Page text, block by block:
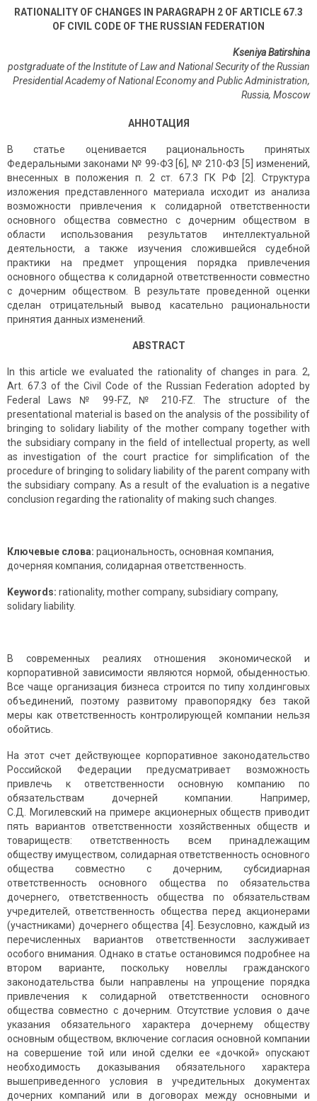
RATIONALITY OF CHANGES IN PARAGRAPH 2 OF ARTICLE 67.3
OF CIVIL CODE OF THE RUSSIAN FEDERATION
Kseniya Batirshina
postgraduate of the Institute of Law and National Security of the Russian
Presidential Academy of National Economy and Public Administration,
Russia, Moscow
АННОТАЦИЯ
В статье оценивается рациональность принятых
Федеральными законами № 99-ФЗ [6], № 210-ФЗ [5] изменений,
внесенных в положения п. 2 ст. 67.3 ГК РФ [2]. Структура
изложения представленного материала исходит из анализа
возможности привлечения к солидарной ответственности
основного общества совместно с дочерним обществом в
области использования результатов интеллектуальной
деятельности, а также изучения сложившейся судебной
практики на предмет упрощения порядка привлечения
основного общества к солидарной ответственности совместно
с дочерним обществом. В результате проведенной оценки
сделан отрицательный вывод касательно рациональности
принятия данных изменений.
ABSTRACT
In this article we evaluated the rationality of changes in para. 2,
Art. 67.3 of the Civil Code of the Russian Federation adopted by
Federal Laws № 99-FZ, № 210-FZ. The structure of the
presentational material is based on the analysis of the possibility of
bringing to solidary liability of the mother company together with
the subsidiary company in the field of intellectual property, as well
as investigation of the court practice for simplification of the
procedure of bringing to solidary liability of the parent company with
the subsidiary company. As a result of the evaluation is a negative
conclusion regarding the rationality of making such changes.
Ключевые слова: рациональность, основная компания,
дочерняя компания, солидарная ответственность.
Keywords: rationality, mother company, subsidiary company,
solidary liability.
В современных реалиях отношения экономической и
корпоративной зависимости являются нормой, обыденностью.
Все чаще организация бизнеса строится по типу холдинговых
объединений, поэтому развитому правопорядку без такой
меры как ответственность контролирующей компании нельзя
обойтись.
На этот счет действующее корпоративное законодательство
Российской Федерации предусматривает возможность
привлечь к ответственности основную компанию по
обязательствам дочерней компании. Например,
С.Д. Могилевский на примере акционерных обществ приводит
пять вариантов ответственности хозяйственных обществ и
товариществ: ответственность всем принадлежащим
обществу имуществом, солидарная ответственность основного
общества совместно с дочерним, субсидиарная
ответственность основного общества по обязательства
дочернего, ответственность общества по обязательствам
учредителей, ответственность общества перед акционерами
(участниками) дочернего общества [4]. Безусловно, каждый из
перечисленных вариантов ответственности заслуживает
особого внимания. Однако в статье остановимся подробнее на
втором варианте, поскольку новеллы гражданского
законодательства были направлены на упрощение порядка
привлечения к солидарной ответственности основного
общества совместно с дочерним. Отсутствие условия о даче
указания обязательного характера дочернему обществу
основным обществом, включение согласия основной компании
на совершение той или иной сделки ее «дочкой» опускают
необходимость доказывания обязательного характера
вышеприведенного условия в учредительных документах
дочерних компаний или в договорах между основными и